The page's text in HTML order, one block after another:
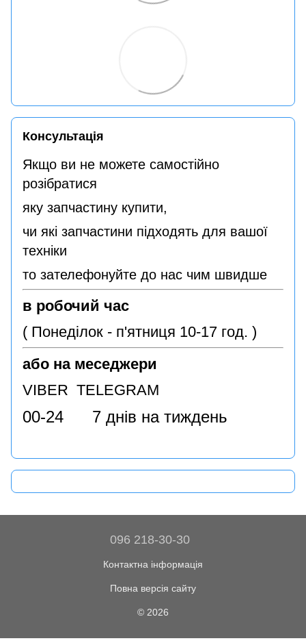
Консультація
Якщо ви не можете самостійно
розібратися
яку запчастину купити,
чи які запчастини підходять для вашої
техніки
то зателефонуйте до нас чим швидше
в робочий час
( Понеділок - п'ятниця 10-17 год. )
або на меседжери
VIBER TELEGRAM
00-24 7 днів на тиждень
096 218-30-30
Контактна інформація
Повна версія сайту
© 2026